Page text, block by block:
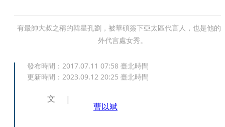
有最帥大叔之稱的韓星孔劉，被華碩簽下亞太區代言人，也是他的
外代言處女秀。
發布時間： 2017.07.11 07:58 臺北時間
更新時間： 2023.09.12 20:25 臺北時間
文
曹以斌